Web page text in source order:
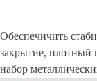
Обеспечичить
закрытие, плотный
набор